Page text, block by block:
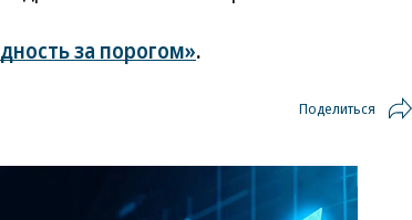
за порогом».
Поделиться